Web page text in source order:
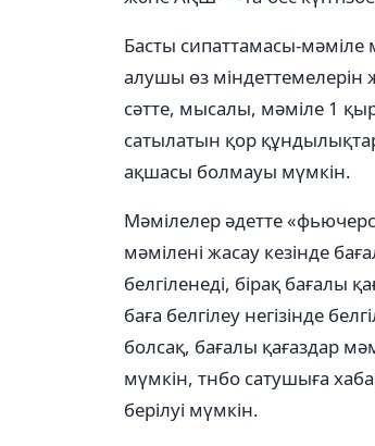
Басты сипаттамасы-
алушы өз міндеттемелерін
сәтте, мысалы, мәміле 1
сатылатын қор
ақшасы болмауы мүмкін.
Мәмілелер әдетте
мәмілені жасау кезінде
белгіленеді, бірақ бағалы
баға белгілеу негізінде
болсақ, бағалы қағаздар
мүмкін, тнбо сатушыға
берілуі мүмкін.